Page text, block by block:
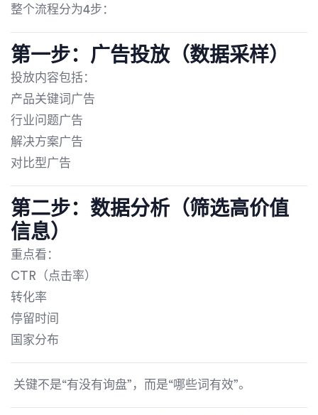
整个流程分为4步：
第一步：广告投放（数据采样）
投放内容包括：
产品关键词广告
行业问题广告
解决方案广告
对比型广告
第二步：数据分析（筛选高价值
信息）
重点看：
CTR（点击率）
转化率
停留时间
国家分布
关键不是“有没有询盘”，而是“哪些词有效”。